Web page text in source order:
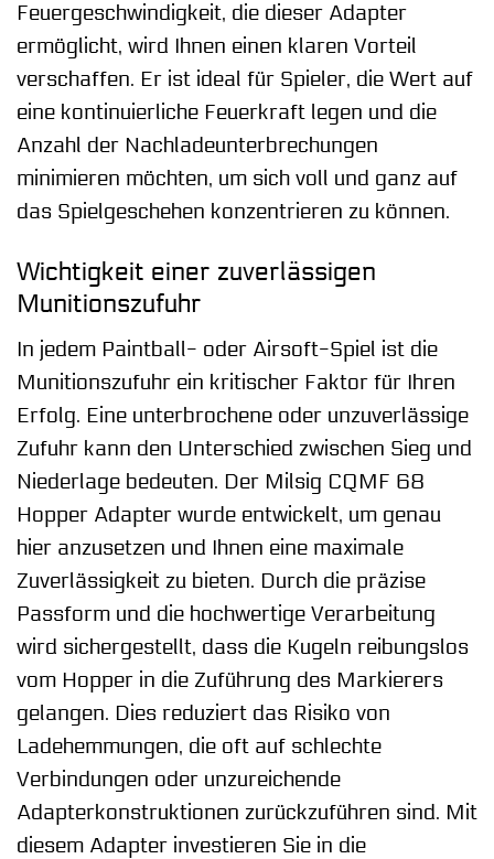
Feuergeschwindigkeit, die dieser Adapter
ermöglicht, wird Ihnen einen klaren Vorteil
verschaffen. Er ist ideal für Spieler, die Wert auf
eine kontinuierliche Feuerkraft legen und die
Anzahl der Nachladeunterbrechungen
minimieren möchten, um sich voll und ganz auf
das Spielgeschehen konzentrieren zu können.
Wichtigkeit einer zuverlässigen
Munitionszufuhr
In jedem Paintball- oder Airsoft-Spiel ist die
Munitionszufuhr ein kritischer Faktor für Ihren
Erfolg. Eine unterbrochene oder unzuverlässige
Zufuhr kann den Unterschied zwischen Sieg und
Niederlage bedeuten. Der Milsig CQMF 68
Hopper Adapter wurde entwickelt, um genau
hier anzusetzen und Ihnen eine maximale
Zuverlässigkeit zu bieten. Durch die präzise
Passform und die hochwertige Verarbeitung
wird sichergestellt, dass die Kugeln reibungslos
vom Hopper in die Zuführung des Markierers
gelangen. Dies reduziert das Risiko von
Ladehemmungen, die oft auf schlechte
Verbindungen oder unzureichende
Adapterkonstruktionen zurückzuführen sind. Mit
diesem Adapter investieren Sie in die